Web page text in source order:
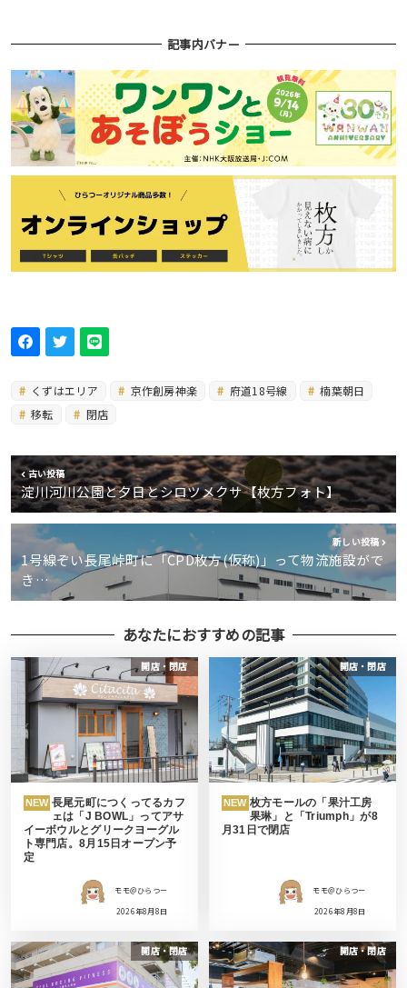
記事内バナー
くずはエリア 京作創房神楽 府道18号線
楠葉朝日
移転
閉店
古い投稿
淀川河川公園と夕日とシロツメクサ【枚方フォト】
新しい投稿
1号線ぞい長尾峠町に「CPD枚方(仮称)」って物流施設がで
き…
あなたにおすすめの記事
開店・閉店
NEW 長尾元町につくってるカフ
ェは「J BOWL」ってアサ
イーボウルとグリークヨーグル
ト専門店。8月15日オープン予
定
モモ＠ひらつー
2026年8月8日
開店・閉店
NEW 枚方モールの「果汁工房
果琳」と「Triumph」が8
月31日で閉店
モモ＠ひらつー
2026年8月8日
開店・閉店 開店・閉店